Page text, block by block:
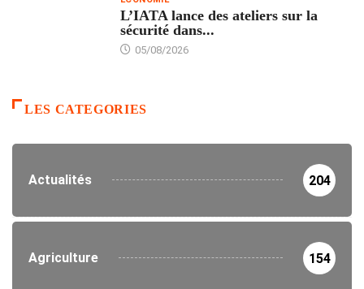
L’IATA lance des ateliers sur la
sécurité dans...
05/08/2026
LES CATEGORIES
Actualités 204
Agriculture 154